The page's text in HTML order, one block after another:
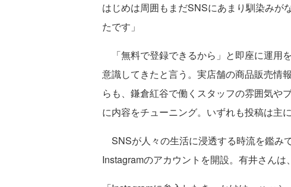
はじめは周囲もまだSNSにあまり馴染みが
たです」
「無料で登録できるから」と即座に運用
意識してきたと言う。実店舗の商品販売情
らも、鎌倉紅谷で働くスタッフの雰囲気や
に内容をチューニング。いずれも投稿は主
SNSが人々の生活に浸透する時流を鑑み
Instagramのアカウントを開設。有井さんは